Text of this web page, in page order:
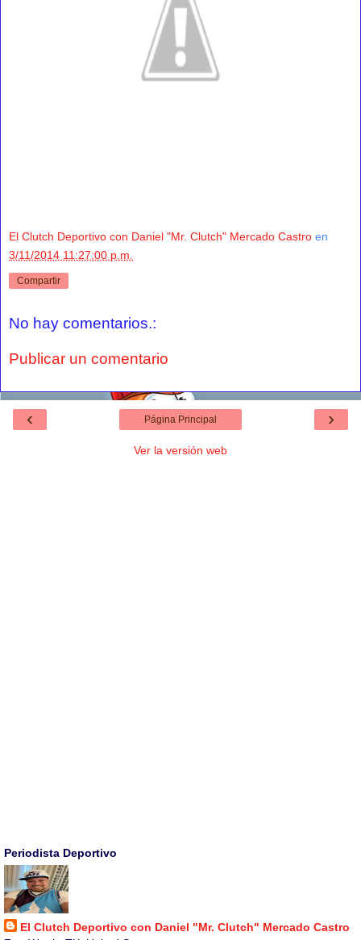
El Clutch Deportivo con Daniel "Mr. Clutch" Mercado Castro en
3/11/2014 11:27:00 p.m.
Compartir
No hay comentarios.:
Publicar un comentario
‹ ›
Página Principal
Ver la versión web
Periodista Deportivo
El Clutch Deportivo con Daniel "Mr. Clutch" Mercado Castro